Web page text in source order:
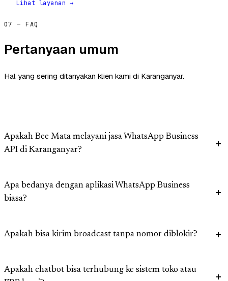
Lihat layanan →
07 — FAQ
Pertanyaan umum
Hal yang sering ditanyakan klien kami di Karanganyar.
Apakah Bee Mata melayani jasa WhatsApp Business
API di Karanganyar?
Apa bedanya dengan aplikasi WhatsApp Business
biasa?
Apakah bisa kirim broadcast tanpa nomor diblokir?
Apakah chatbot bisa terhubung ke sistem toko atau